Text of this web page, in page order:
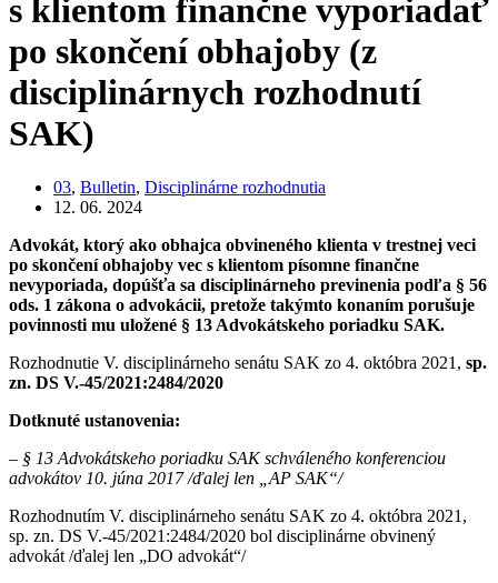
s klientom finančne vyporiadať
po skončení obhajoby (z
disciplinárnych rozhodnutí
SAK)
03, Bulletin, Disciplinárne rozhodnutia
12. 06. 2024
Advokát, ktorý ako obhajca obvineného klienta v trestnej veci
po skončení obhajoby vec s klientom písomne finančne
nevyporiada, dopúšťa sa disciplinárneho previnenia podľa § 56
ods. 1 zákona o advokácii, pretože takýmto konaním porušuje
povinnosti mu uložené § 13 Advokátskeho poriadku SAK.
Rozhodnutie V. disciplinárneho senátu SAK zo 4. októbra 2021, sp.
zn. DS V.-45/2021:2484/2020
Dotknuté ustanovenia:
– § 13 Advokátskeho poriadku SAK schváleného konferenciou
advokátov 10. júna 2017 /ďalej len „AP SAK“/
Rozhodnutím V. disciplinárneho senátu SAK zo 4. októbra 2021,
sp. zn. DS V.-45/2021:2484/2020 bol disciplinárne obvinený
advokát /ďalej len „DO advokát“/